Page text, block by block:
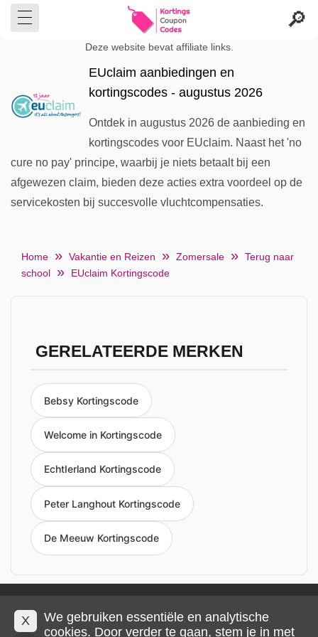
Deze website bevat affiliate links.
EUclaim aanbiedingen en
kortingscodes - augustus 2026
Ontdek in augustus 2026 de aanbieding en
kortingscodes voor EUclaim. Naast het 'no
cure no pay' principe, waarbij je niets betaalt bij een
afgewezen claim, bieden deze acties extra voordeel op de
servicekosten bij succesvolle vluchtcompensaties.
Home Vakantie en Reizen Zomersale
Terug naar
school
EUclaim Kortingscode
GERELATEERDE MERKEN
Bebsy Kortingscode
Welcome in Kortingscode
EchtIerland Kortingscode
Peter Langhout Kortingscode
De Meeuw Kortingscode
Privacy en cookies Impressum Algemene voorwaarden
X
We gebruiken essentiële en analytische
cookies. Door verder te gaan, stem je in met